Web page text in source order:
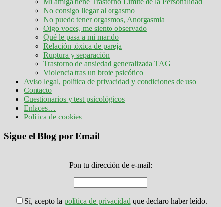
Mi amiga tiene Trastorno Límite de la Personalidad
No consigo llegar al orgasmo
No puedo tener orgasmos, Anorgasmia
Oigo voces, me siento observado
Qué le pasa a mi marido
Relación tóxica de pareja
Ruptura y separación
Trastorno de ansiedad generalizada TAG
Violencia tras un brote psicótico
Aviso legal, política de privacidad y condiciones de uso
Contacto
Cuestionarios y test psicológicos
Enlaces…
Política de cookies
Sigue el Blog por Email
Pon tu dirección de e-mail:
Sí, acepto la política de privacidad que declaro haber leído.